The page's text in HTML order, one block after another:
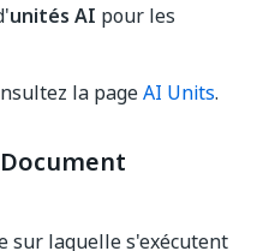
unités AI pour les
la pageAI Units.
Document
sur laquelle s'exécutent